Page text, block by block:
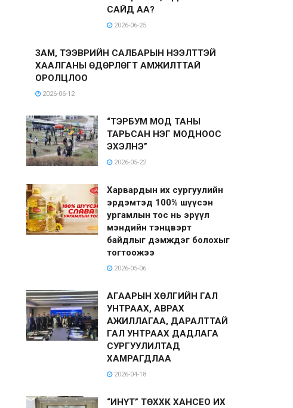
САЙД АА?
2026-06-25
ЗАМ, ТЭЭВРИЙН САЛБАРЫН НЭЭЛТТЭЙ
ХААЛГАНЫ ӨДӨРЛӨГТ АМЖИЛТТАЙ
ОРОЛЦЛОО
2026-06-12
“ТЭРБУМ МОД ТАНЫ
ТАРЬСАН НЭГ МОДНООС
ЭХЭЛНЭ”
2026-05-22
Харвардын их сургуулийн
эрдэмтэд 100% шүүсэн
ургамлын тос нь эрүүл
мэндийн тэнцвэрт
байдлыг дэмждэг болохыг
тогтоожээ
2026-05-06
АГААРЫН ХӨЛГИЙН ГАЛ
УНТРААХ, АВРАХ
АЖИЛЛАГАА, ДАРАЛТТАЙ
ГАЛ УНТРААХ ДАДЛАГА
СУРГУУЛИЛТАД
ХАМРАГДЛАА
2026-04-18
“ИНҮТ” ТӨХХК ХАНСЕО ИХ